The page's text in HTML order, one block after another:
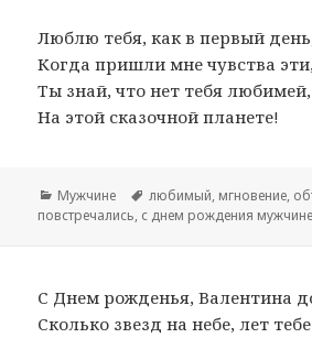
Люблю тебя, как в первый
Когда пришли мне чувства эти,
Ты знай, что нет тебя любимей,
На этой сказочной планете!
Рубрики
Мужчине Метки
любимый, мгновение,
повстречались, с днем рождения
С Днем рожденья, Валентина
Сколько звезд на небе, лет